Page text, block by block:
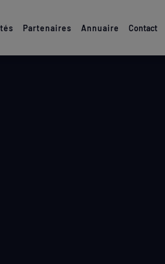
Partenaires Annuaire Contact